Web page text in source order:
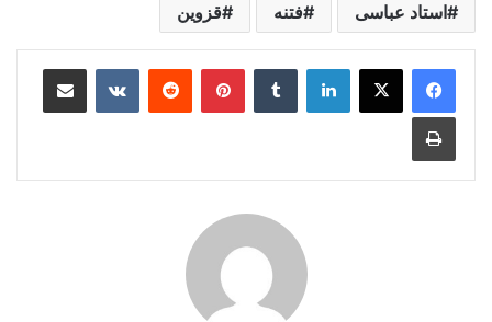
استاد عباسی فتنه قزوین
لینکدین ‫تامبلر ‫پین‌ترست‫رددیت ‫VKontakteاشتراک گذاری از طریق ایمیل
چاپ